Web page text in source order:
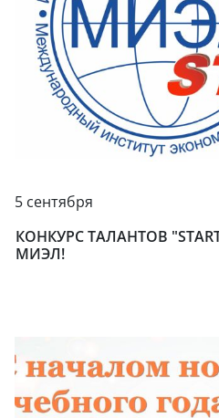
5 сентября
КОНКУРС ТАЛАНТОВ
МИЭЛ!